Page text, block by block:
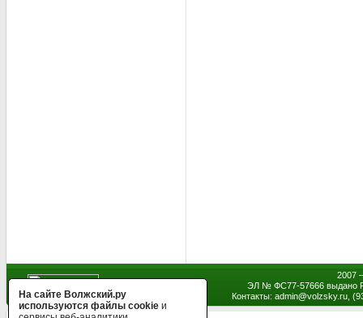
2007
ЭЛ № ФС77-57666 выдано
Контакты: admin@volzsky.ru,
На сайте Волжский.ру
используются файлы cookie и